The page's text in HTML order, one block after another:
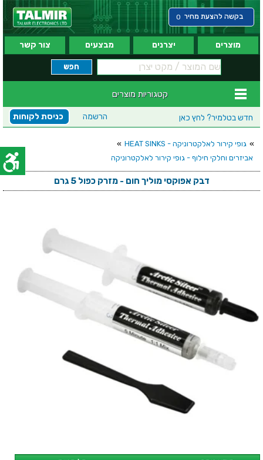
בקשה להצעת מחיר 0
מוצרים יצרנים מבצעים צור קשר
קטגוריות מוצרים
חדש בטלמיר? לחץ כאן כניסת לקוחות הרשמה
» גופי קירור לאלקטרוניקה - HEAT SINKS
»
אביזרים וחלקי חילוף - גופי קירור לאלקטרוניקה
דבק אפוקסי מוליך חום - מזרק כפול 5 גרם